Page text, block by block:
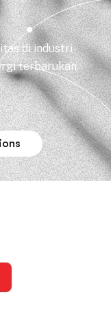
di industri
terbarukan.